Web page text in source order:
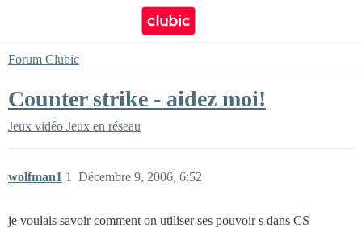
Forum Clubic
Counter strike - aidez moi!
Jeux vidéo Jeux en réseau
wolfman1 Décembre 9, 2006, 6:52
1
je voulais savoir comment on utiliser ses pouvoir s dans CS